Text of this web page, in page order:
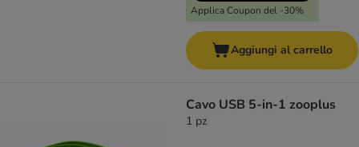
Applica Coupon del -30%
Aggiungi al carrello
Cavo USB 5-in-1 zooplus
1 pz